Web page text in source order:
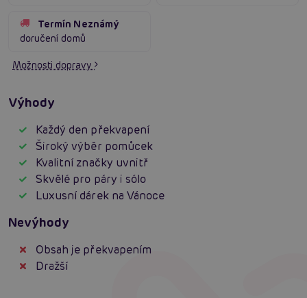
Termín Neznámý
doručení domů
Možnosti dopravy
Výhody
Každý den překvapení
Široký výběr pomůcek
Kvalitní značky uvnitř
Skvělé pro páry i sólo
Luxusní dárek na Vánoce
Nevýhody
Obsah je překvapením
Dražší